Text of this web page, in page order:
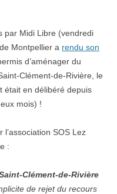
par Midi Libre (vendredi
Montpellier a rendu son
d’aménager du
Clément-de-Rivière, le
était en délibéré depuis
mois) !
SOS Lez
:
Clément-de-Rivière
de rejet du recours